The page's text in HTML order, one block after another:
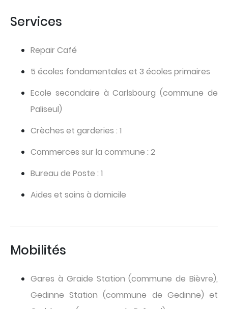
Services
Repair Café
5 écoles fondamentales et 3 écoles primaires
Ecole secondaire à Carlsbourg (commune de
Paliseul)
Crèches et garderies : 1
Commerces sur la commune : 2
Bureau de Poste : 1
Aides et soins à domicile
Mobilités
Gares à Graide Station (commune de Bièvre),
Gedinne Station (commune de Gedinne) et